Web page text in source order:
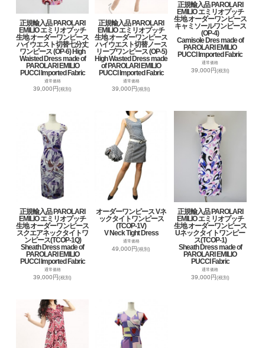
正規輸入品 PAROLARI
EMILIO エミリオプッチ
生地 オーダーワンピース
ハイウエスト切替七分丈
ワンピース (OP-6) High
Waisted Dress made of
PAROLARI EMILIO
PUCCI Imported Fabric
通常価格
39,000円(税別)
正規輸入品 PAROLARI
EMILIO エミリオプッチ
生地 オーダーワンピース
ハイウエスト切替ノース
リーブワンピース (OP-5)
High Wasted Dress made
of PAROLARI EMILIO
PUCCI Imported Fabric
通常価格
39,000円(税別)
正規輸入品 PAROLARI
EMILIO エミリオプッチ
生地 オーダーワンピース
キャミソールワンピース
(OP-4)
Camisole Dres made of
PAROLARI EMILIO
PUCCI Imported Fabric
通常価格
39,000円(税別)
正規輸入品 PAROLARI
EMILIO エミリオプッチ
生地 オーダーワンピース
スクエアネックタイトワ
ンピース(TCOP-1Q)
Sheath Dress made of
PAROLARI EMILIO
PUCCI Imported Fabric
通常価格
39,000円(税別)
オーダーワンピース Vネ
ックタイトワンピース
(TCOP-1V)
V Neck Tight Dress
通常価格
49,000円(税別)
正規輸入品 PAROLARI
EMILIO エミリオプッチ
生地 オーダーワンピース
Uネックタイトワンピー
ス(TCOP-1)
Sheath Dress made of
PAROLARI EMILIO
PUCCI Fabric
通常価格
39,000円(税別)